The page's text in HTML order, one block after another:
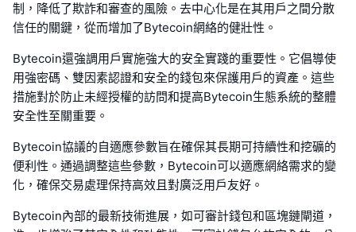
制，降低了欺詐和審查的風險。去中心化是在其用戶之間分散
信任的關鍵，從而增加了Bytecoin網絡的健壯性。
Bytecoin還強調用戶實施強大的安全實踐的重要性。它倡導使
用強密碼、雙因素認證和安全的錢包來保護用戶的資產。這些
措施對於防止未經授權的訪問和提高Bytecoin生態系統的整體
安全性至關重要。
Bytecoin協議的自適應參數旨在確保其長期可持續性和挖礦的
便利性。通過調整這些參數，Bytecoin可以適應網絡需求的變
化，確保交易處理保持高效且對廣泛用戶友好。
Bytecoin內部的最新技術進展，如可審計錢包和區塊鏈閘道，